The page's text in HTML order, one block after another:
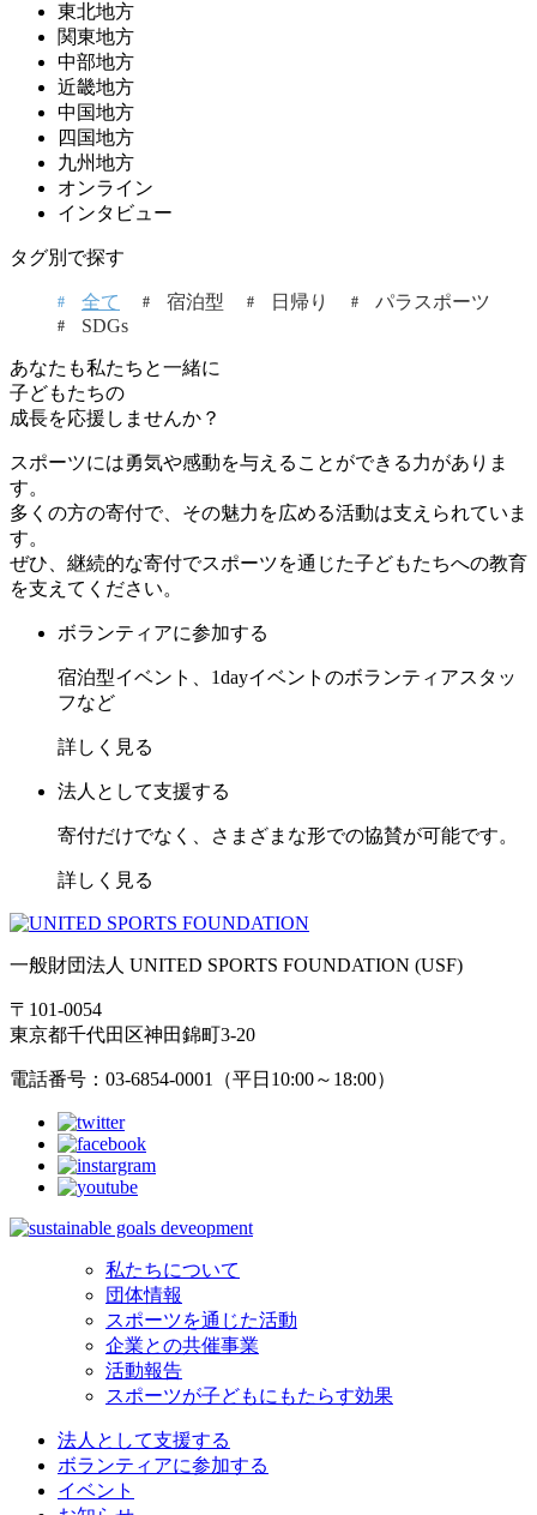
東北地方
関東地方
中部地方
近畿地方
中国地方
四国地方
九州地方
オンライン
インタビュー
タグ別で探す
全て 宿泊型 日帰り
パラスポーツ
SDGs
あなたも私たちと一緒に
子どもたちの
成長を応援しませんか？
スポーツには勇気や感動を与えることができる力がありま
す。
多くの方の寄付で、その魅力を広める活動は支えられていま
す。
ぜひ、継続的な寄付でスポーツを通じた子どもたちへの教育
を支えてください。
ボランティアに参加する
宿泊型イベント、1dayイベントのボランティアスタッ
フなど
詳しく見る
法人として支援する
寄付だけでなく、さまざまな形での協賛が可能です。
詳しく見る
一般財団法人 UNITED SPORTS FOUNDATION (USF)
〒101-0054
東京都千代田区神田錦町3-20
電話番号：03-6854-0001（平日10:00～18:00）
私たちについて
団体情報
スポーツを通じた活動
企業との共催事業
活動報告
スポーツが子どもにもたらす効果
法人として支援する
ボランティアに参加する
イベント